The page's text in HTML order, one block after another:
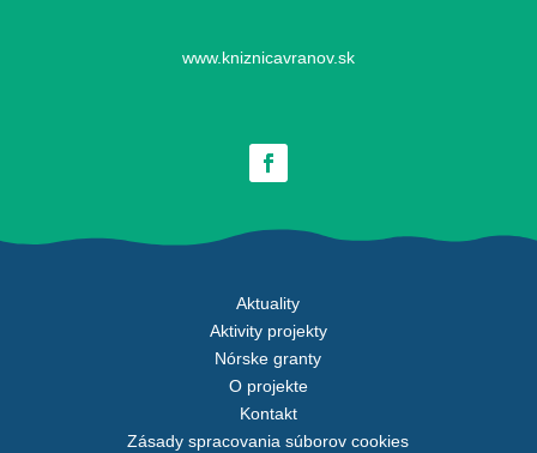
www.kniznicavranov.sk
Aktuality
Aktivity projekty
Nórske granty
O projekte
Kontakt
Zásady spracovania súborov cookies